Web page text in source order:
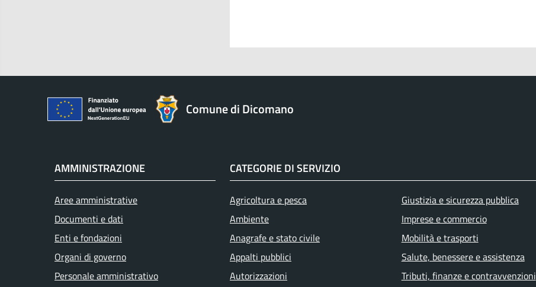
Comune di Dicomano
AMMINISTRAZIONE
Aree amministrative
Documenti e dati
Enti e fondazioni
Organi di governo
Personale amministrativo
CATEGORIE DI SERVIZIO
Agricoltura e pesca
Ambiente
Anagrafe e stato civile
Appalti pubblici
Autorizzazioni
Giustizia e sicurezza pubblica
Imprese e commercio
Mobilità e trasporti
Salute, benessere e assistenza
Tributi, finanze e contravvenzioni